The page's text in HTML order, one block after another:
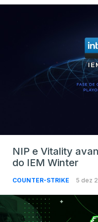
NIP e Vitality
do IEM Winter
COUNTER-STRIKE 5 dez